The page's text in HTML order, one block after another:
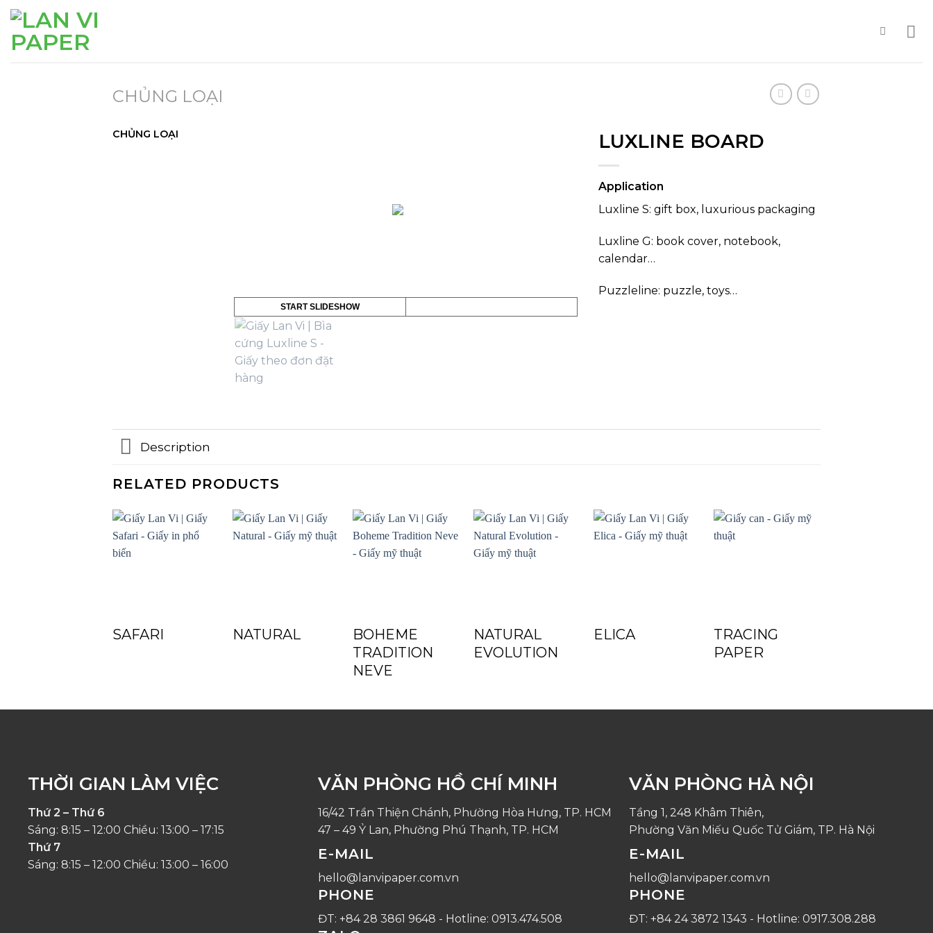
Skip
content
CHỦNG LOẠI
CHỦNG LOẠI
START SLIDESHOW
LUXLINE BOARD
Application
Luxline S: gift box, luxurious packaging
Luxline G: book cover, notebook,
calendar…
Puzzleline: puzzle, toys…
Description
RELATED PRODUCTS
SAFARI NATURAL
BOHEME
TRADITION
NEVE
NATURAL
EVOLUTION
ELICA
TRACING
PAPER
THỜI GIAN LÀM VIỆC
Thứ 2 – Thứ 6
Sáng: 8:15 – 12:00 Chiều: 13:00 – 17:15
Thứ 7
Sáng: 8:15 – 12:00 Chiều: 13:00 – 16:00
VĂN PHÒNG HỒ CHÍ MINH
16/42 Trần Thiện Chánh, Phường Hòa Hưng, TP. HCM
47 – 49 Ỷ Lan, Phường Phú Thạnh, TP. HCM
E-MAIL
hello@lanvipaper.com.vn
PHONE
ĐT: +84 28 3861 9648 - Hotline: 0913.474.508
VĂN PHÒNG HÀ NỘI
Tầng 1, 248 Khâm Thiên,
Phường Văn Miếu Quốc Tử Giám, TP. Hà Nội
E-MAIL
hello@lanvipaper.com.vn
PHONE
ĐT: +84 24 3872 1343 - Hotline: 0917.308.288